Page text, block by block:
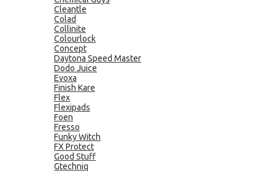
Cleantle
Colad
Collinite
Colourlock
Concept
Daytona Speed Master
Dodo Juice
Evoxa
Finish Kare
Flex
Flexipads
Foen
Fresso
Funky Witch
FX Protect
Good Stuff
Gtechniq